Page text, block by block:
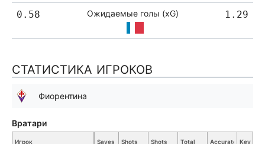
0.58 Ожидаемые голы (xG) 1.29
СТАТИСТИКА ИГРОКОВ
Фиорентина
Игрок Saves Shots Shots Total Accurate Key
Вратари